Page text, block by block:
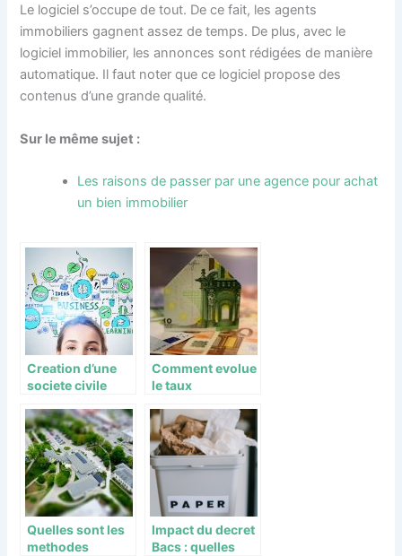
Le logiciel s’occupe de tout. De ce fait, les agents
immobiliers gagnent assez de temps. De plus, avec le
logiciel immobilier, les annonces sont rédigées de manière
automatique. Il faut noter que ce logiciel propose des
contenus d’une grande qualité.
Sur le même sujet :
Les raisons de passer par une agence pour achat
un bien immobilier
Creation d’une
societe civile
(SCI) : les etapes
a suivre
Comment evolue
le taux
Quelles sont les
methodes
Impact du decret
Bacs : quelles